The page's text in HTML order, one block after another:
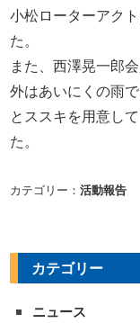
小松ローターアク
た。
また、西澤晃一郎
外はあいにくの雨
とススキを用意し
た。
カテゴリー：活動報告
カテゴリー
ニュース